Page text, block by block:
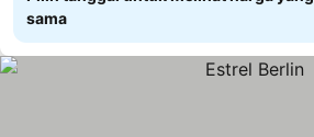
sama